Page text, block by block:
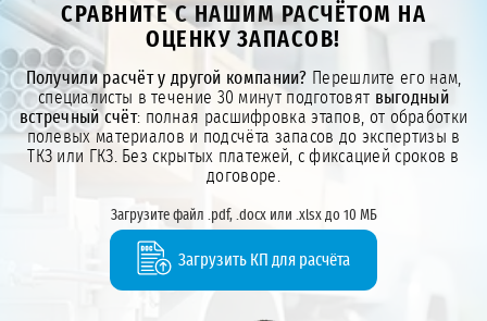
СРАВНИТЕ С НАШИМ РАСЧЁТОМ НА
ОЦЕНКУ ЗАПАСОВ!
Получили расчёт у другой компании? Перешлите его нам,
специалисты в течение 30 минут подготовят выгодный
встречный счёт: полная расшифровка этапов, от обработки
полевых материалов и подсчёта запасов до экспертизы в
ТКЗ или ГКЗ. Без скрытых платежей, с фиксацией сроков в
договоре.
Загрузите файл .pdf, .docx или .xlsx до 10 МБ
Загрузить КП для расчёта